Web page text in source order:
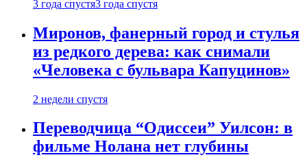
3 года спустя3 года спустя
Миронов, фанерный город и стулья
из редкого дерева: как снимали
«Человека с бульвара Капуцинов»
2 недели спустя
Переводчица “Одиссеи” Уилсон: в
фильме Нолана нет глубины